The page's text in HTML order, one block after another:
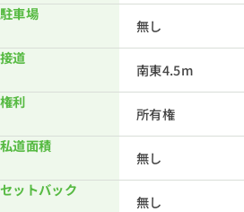
駐車場
無し
接道
南東4.5m
権利
所有権
私道面積
無し
セットバック
無し